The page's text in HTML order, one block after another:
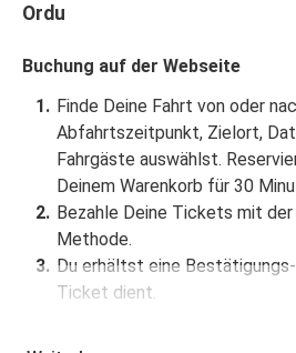
Ordu
Buchung auf der Webseite
Finde Deine Fahrt von oder
Abfahrtszeitpunkt, Zielort,
Fahrgäste auswählst.
Deinem Warenkorb für 30
Bezahle Deine Tickets mit
Methode.
Du erhältst eine
Ticket dient.